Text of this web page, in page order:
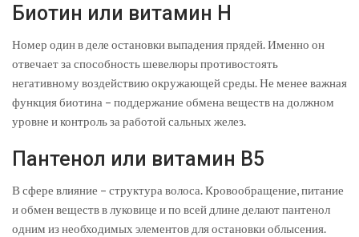
Биотин или витамин Н
Номер один в деле остановки выпадения прядей. Именно он
отвечает за способность шевелюры противостоять
негативному воздействию окружающей среды. Не менее важная
функция биотина – поддержание обмена веществ на должном
уровне и контроль за работой сальных желез.
Пантенол или витамин В5
В сфере влияние – структура волоса. Кровообращение, питание
и обмен веществ в луковице и по всей длине делают пантенол
одним из необходимых элементов для остановки облысения.